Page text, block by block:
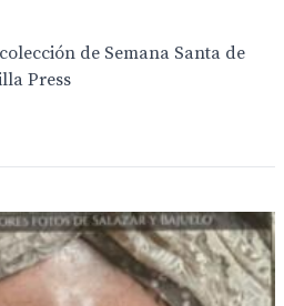
de Semana Santa de
Press